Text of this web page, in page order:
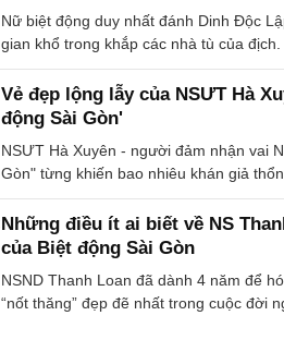
Nữ biệt động duy nhất đánh Dinh Độc
gian khổ trong khắp các nhà tù của địch.
Vẻ đẹp lộng lẫy của NSƯT Hà
động Sài Gòn'
NSƯT Hà Xuyên - người đảm nhận vai
Gòn" từng khiến bao nhiêu khán giả
Những điều ít ai biết về NS
của Biệt động Sài Gòn
NSND Thanh Loan đã dành 4 năm để
“nốt thăng” đẹp đẽ nhất trong cuộc đời